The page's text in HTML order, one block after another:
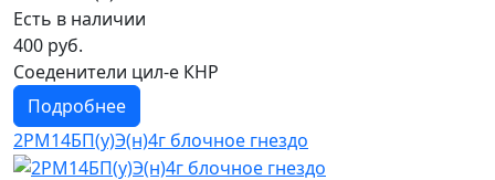
Есть в наличии
400 руб.
Соеденители цил-е КНР
Подробнее
2РМ14БП(у)Э(н)4г блочное гнездо